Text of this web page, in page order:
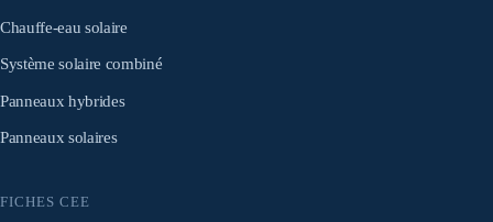
Chauffe-eau solaire
Système solaire combiné
Panneaux hybrides
Panneaux solaires
FICHES CEE